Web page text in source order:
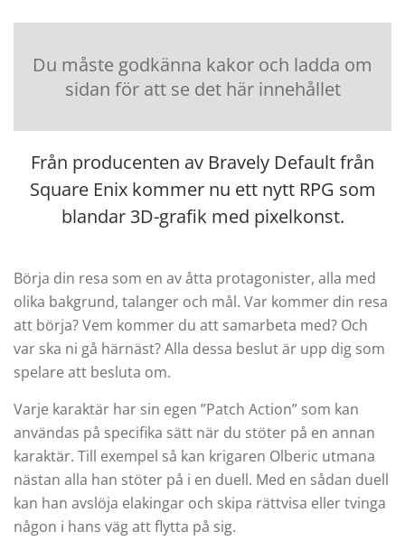
Du måste godkänna kakor och ladda om
sidan för att se det här innehållet
Från producenten av Bravely Default från
Square Enix kommer nu ett nytt RPG som
blandar 3D-grafik med pixelkonst.
Börja din resa som en av åtta protagonister, alla med
olika bakgrund, talanger och mål. Var kommer din resa
att börja? Vem kommer du att samarbeta med? Och
var ska ni gå härnäst? Alla dessa beslut är upp dig som
spelare att besluta om.
Varje karaktär har sin egen ”Patch Action” som kan
användas på specifika sätt när du stöter på en annan
karaktär. Till exempel så kan krigaren Olberic utmana
nästan alla han stöter på i en duell. Med en sådan duell
kan han avslöja elakingar och skipa rättvisa eller tvinga
någon i hans väg att flytta på sig.